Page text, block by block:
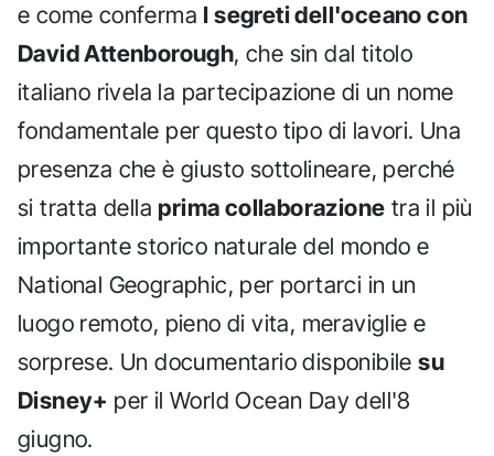
e come conferma I segreti dell'oceano con
David Attenborough, che sin dal titolo
italiano rivela la partecipazione di un nome
fondamentale per questo tipo di lavori. Una
presenza che è giusto sottolineare, perché
si tratta della prima collaborazione tra il più
importante storico naturale del mondo e
National Geographic, per portarci in un
luogo remoto, pieno di vita, meraviglie e
sorprese. Un documentario disponibilesu
Disney+ per il World Ocean Day dell'8
giugno.